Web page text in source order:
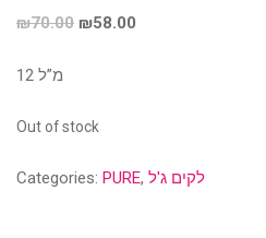
₪70.00 Original
₪58.00
12 מ”ל
Out of stock
Categories: PURE, לקים ג'ל